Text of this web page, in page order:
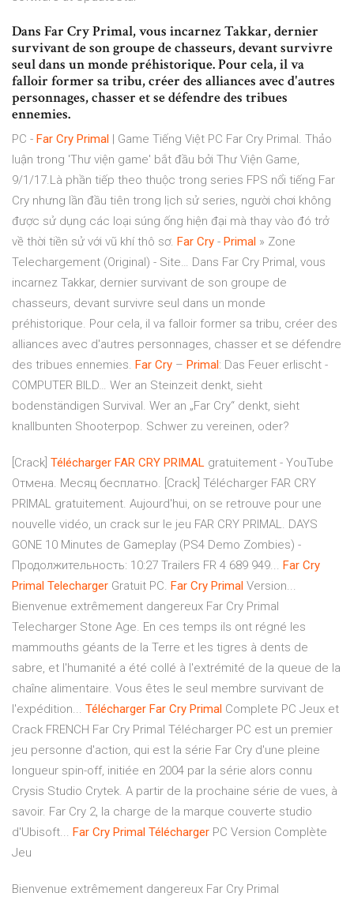
Dans Far Cry Primal, vous incarnez Takkar, dernier
survivant de son groupe de chasseurs, devant survivre
seul dans un monde préhistorique. Pour cela, il va
falloir former sa tribu, créer des alliances avec d'autres
personnages, chasser et se défendre des tribues
ennemies.
PC - Far Cry Primal
| Game Tiếng Việt PC Far Cry Primal. Thảo
luận trong 'Thư viện game' bắt đầu bởi Thư Viện Game,
9/1/17.Là phần tiếp theo thuộc trong series FPS nổi tiếng Far
Cry nhưng lần đầu tiên trong lịch sử series, người chơi không
được sử dụng các loại súng ống hiện đại mà thay vào đó trở
về thời tiền sử với vũ khí thô sơ. Far Cry - Primal » Zone
Telechargement (Original) - Site… Dans Far Cry Primal, vous
incarnez Takkar, dernier survivant de son groupe de
chasseurs, devant survivre seul dans un monde
préhistorique. Pour cela, il va falloir former sa tribu, créer des
alliances avec d'autres personnages, chasser et se défendre
des tribues ennemies. Far Cry – Primal : Das Feuer erlischt -
COMPUTER BILD… Wer an Steinzeit denkt, sieht
bodenständigen Survival. Wer an „Far Cry“ denkt, sieht
knallbunten Shooterpop. Schwer zu vereinen, oder?
[Crack] Télécharger FAR CRY PRIMAL gratuitement - YouTube
Отмена. Месяц бесплатно. [Crack] Télécharger FAR CRY
PRIMAL gratuitement. Aujourd'hui, on se retrouve pour une
nouvelle vidéo, un crack sur le jeu FAR CRY PRIMAL. DAYS
GONE 10 Minutes de Gameplay (PS4 Demo Zombies) -
Продолжительность: 10:27 Trailers FR 4 689 949... Far Cry
Primal Telecharger Gratuit PC. Far Cry Primal Version...
Bienvenue extrêmement dangereux Far Cry Primal
Telecharger Stone Age. En ces temps ils ont régné les
mammouths géants de la Terre et les tigres à dents de
sabre, et l'humanité a été collé à l'extrémité de la queue de la
chaîne alimentaire. Vous êtes le seul membre survivant de
l'expédition... Télécharger Far Cry Primal Complete PC Jeux et
Crack FRENCH Far Cry Primal Télécharger PC est un premier
jeu personne d'action, qui est la série Far Cry d'une pleine
longueur spin-off, initiée en 2004 par la série alors connu
Crysis Studio Crytek. A partir de la prochaine série de vues, à
savoir. Far Cry 2, la charge de la marque couverte studio
d'Ubisoft... Far Cry Primal Télécharger PC Version Complète
Jeu
Bienvenue extrêmement dangereux Far Cry Primal